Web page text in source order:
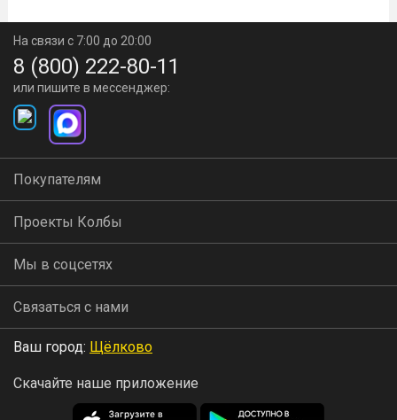
На связи с 7:00 до 20:00
8 (800) 222-80-11
или пишите в мессенджер:
Покупателям
Проекты Колбы
Мы в соцсетях
Связаться с нами
Ваш город: Щёлково
Скачайте наше приложение